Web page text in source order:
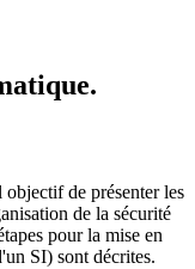
de présenter les
de la sécurité
pour la mise en
SI) sont décrites.